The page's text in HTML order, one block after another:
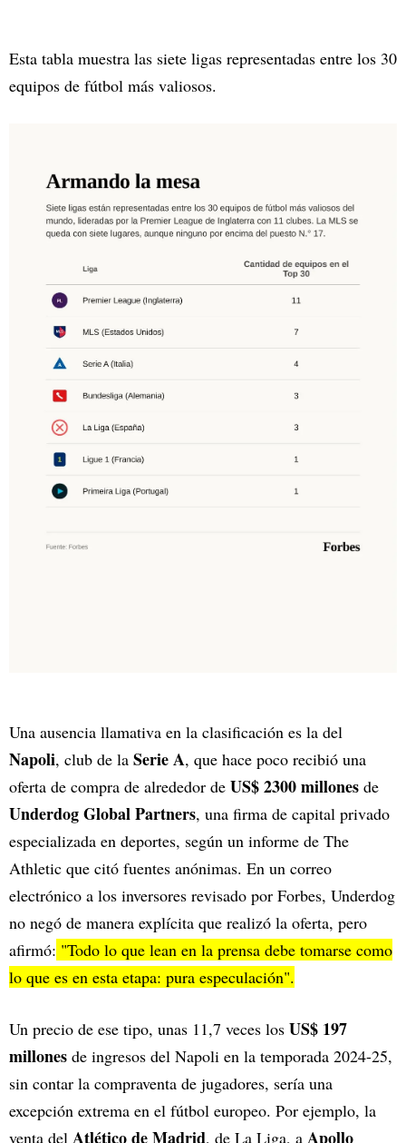
Esta tabla muestra las siete ligas representadas entre los 30
equipos de fútbol más valiosos.
Una ausencia llamativa en la clasificación es la del
Napoli, club de la Serie A, que hace poco recibió una
oferta de compra de alrededor de US$ 2300 millones de
Underdog Global Partners, una firma de capital privado
especializada en deportes, según un informe de The
Athletic que citó fuentes anónimas. En un correo
electrónico a los inversores revisado por Forbes, Underdog
no negó de manera explícita que realizó la oferta, pero
afirmó: "Todo lo que lean en la prensa debe tomarse como
lo que es en esta etapa: pura especulación".
Un precio de ese tipo, unas 11,7 veces los US$ 197
millones de ingresos del Napoli en la temporada 2024-25,
sin contar la compraventa de jugadores, sería una
excepción extrema en el fútbol europeo. Por ejemplo, la
venta del Atlético de Madrid, de La Liga, a Apollo